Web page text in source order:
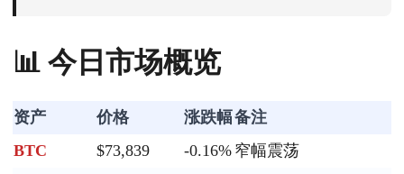
📊 今日市场概览
资产 价格 涨跌幅备注
BTC
$73,839 -0.16% 窄幅震荡